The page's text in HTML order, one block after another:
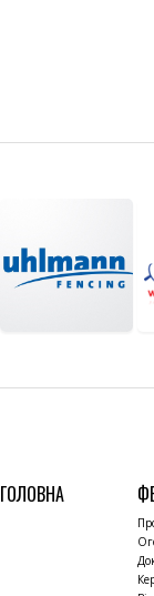
ГОЛОВНА